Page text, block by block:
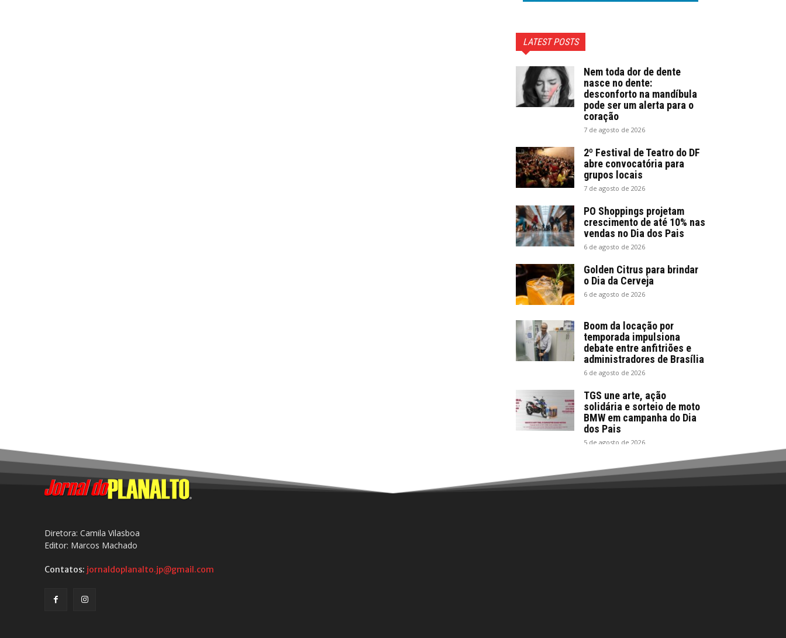
LATEST POSTS
Nem toda dor de dente
nasce no dente:
desconforto na mandíbula
pode ser um alerta para o
coração
7 de agosto de 2026
2º Festival de Teatro do DF
abre convocatória para
grupos locais
7 de agosto de 2026
PO Shoppings projetam
crescimento de até 10% nas
vendas no Dia dos Pais
6 de agosto de 2026
Golden Citrus para brindar
o Dia da Cerveja
6 de agosto de 2026
Boom da locação por
temporada impulsiona
debate entre anfitriões e
administradores de Brasília
6 de agosto de 2026
TGS une arte, ação
solidária e sorteio de moto
BMW em campanha do Dia
dos Pais
5 de agosto de 2026
Diretora: Camila Vilasboa
Editor: Marcos Machado
Contatos: jornaldoplanalto.jp@gmail.com